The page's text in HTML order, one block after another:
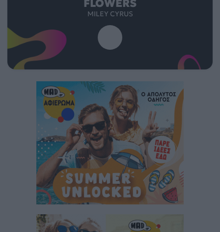
FLOWERS
MILEY CYRUS